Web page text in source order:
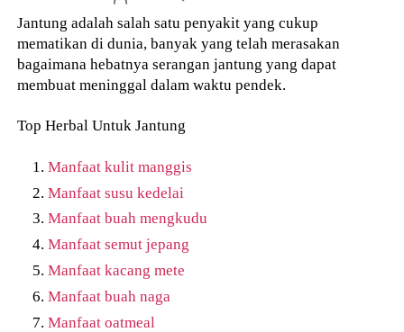
Jantung adalah salah satu penyakit yang cukup
mematikan di dunia, banyak yang telah merasakan
bagaimana hebatnya serangan jantung yang dapat
membuat meninggal dalam waktu pendek.
Top Herbal Untuk Jantung
Manfaat kulit manggis
Manfaat susu kedelai
Manfaat buah mengkudu
Manfaat semut jepang
Manfaat kacang mete
Manfaat buah naga
Manfaat oatmeal